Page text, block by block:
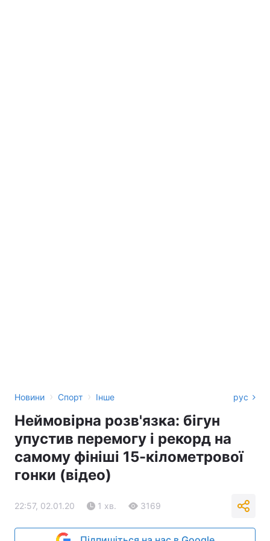
Новини › Спорт › Інше рус
Неймовірна розв'язка: бігун
упустив перемогу і рекорд на
самому фініші 15-кілометрової
гонки (відео)
22:57, 02.01.20 1 хв. 3169